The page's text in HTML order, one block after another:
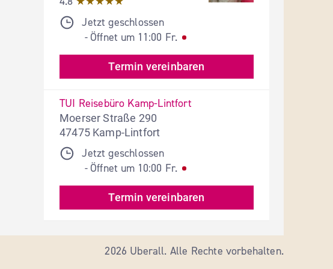
Jetzt geschlossen
- Öffnet um 11:00 Fr.
Termin vereinbaren
TUI Reisebüro Kamp-Lintfort
Moerser Straße 290
47475 Kamp-Lintfort
Jetzt geschlossen
- Öffnet um 10:00 Fr.
Termin vereinbaren
2026 Uberall. Alle Rechte vorbehalten.